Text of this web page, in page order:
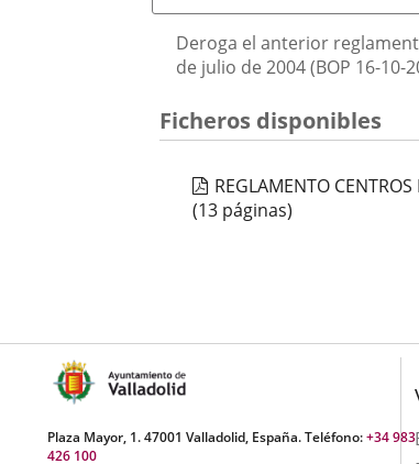
externa.
aplicación
externa.
aplicación
externa.
Descripción
Deroga el anterior
de julio de 2004 (BOP 16-10-
Ficheros disponibles
REGLAMENTO
(13 páginas)
Plaza Mayor, 1. 47001 Valladolid, España. Teléfono:+34 983
426 100